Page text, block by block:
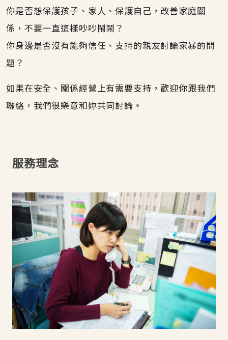
你是否想保護孩子、家人、保護自己，改善家庭關
係，不要一直這樣吵吵鬧鬧？
你身邊是否沒有能夠信任、支持的親友討論家暴的問
題？
如果在安全、關係經營上有需要支持，歡迎你跟我們
聯絡，我們很樂意和妳共同討論。
服務理念